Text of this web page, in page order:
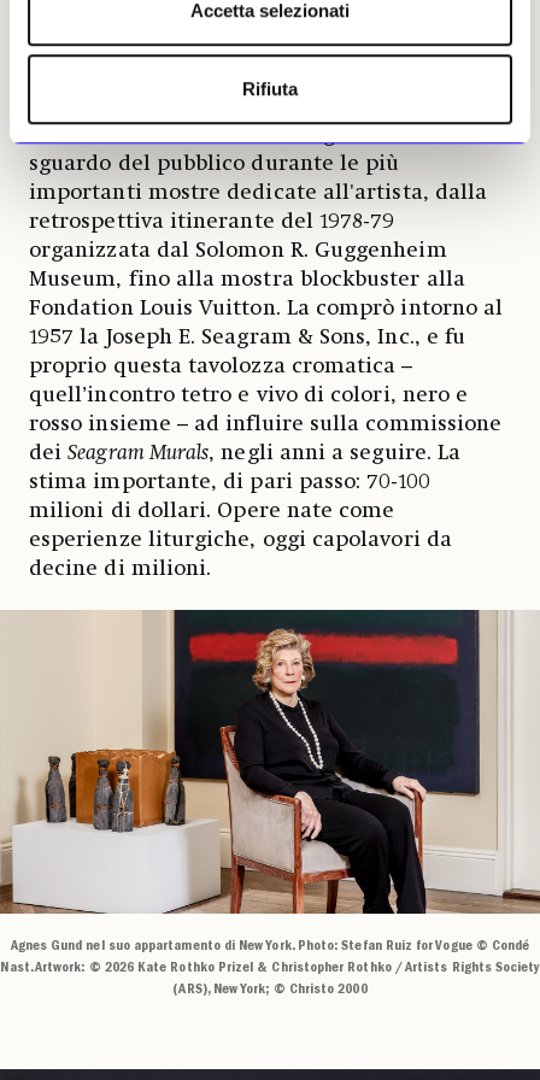
Accetta selezionati
Rifiuta
Sotheby’s, con ben due opere di Rothko
dalla collezione di Robert Mnuchin tra le
proposte maggioline: una è
sguardo del pubblico durante le più
importanti mostre dedicate all'artista, dalla
retrospettiva itinerante del 1978-79
organizzata dal Solomon R. Guggenheim
Museum, fino alla mostra blockbuster alla
Fondation Louis Vuitton. La comprò intorno al
1957 la Joseph E. Seagram & Sons, Inc., e fu
proprio questa tavolozza cromatica –
quell’incontro tetro e vivo di colori, nero e
rosso insieme – ad influire sulla commissione
deiSeagram Murals, negli anni a seguire. La
stima importante, di pari passo: 70-100
milioni di dollari. Opere nate come
esperienze liturgiche, oggi capolavori da
decine di milioni.
Agnes Gund nel suo appartamento di New York. Photo: Stefan Ruiz for Vogue © Condé
Nast. Artwork: © 2026 Kate Rothko Prizel & Christopher Rothko / Artists Rights Society
(ARS), New York; © Christo 2000